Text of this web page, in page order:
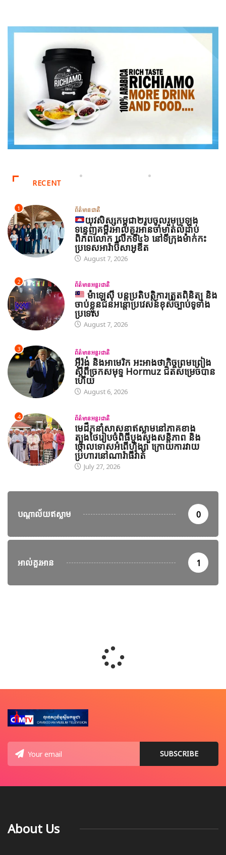
RECENT
1 ព័ត៌មានជាតិ
យុវសិស្សកម្ពុជា២រូបចូលរួមប្រឡង
ទន្ទេញគម្ពីរអាល់គូរអានចាំមាត់លំដាប់
ពិភពលោក លើកទី៤៦ នៅទីក្រុងម៉ាក់កះ
ប្រទេសអារ៉ាប៊ីសាអូឌីត
August 7, 2026
2 ព័ត៌មានអន្តរជាតិ
ម៉ាឡេស៊ី បន្តប្រតិបត្តិការត្រួតពិនិត្យ និង
ចាប់ខ្លួនជនអន្តោប្រវេសន៍ខុសច្បាប់ទូទាំង
ប្រទេស
August 7, 2026
3 ព័ត៌មានអន្តរជាតិ
អ៊ីរ៉ង់ និងអាមេរិក អះអាងថាកិច្ចព្រមព្រៀង
ស្តីពីច្រកសមុទ្ទ Hormuz ជិតសម្រេចបាន
ហើយ
August 6, 2026
4 ព័ត៌មានអន្តរជាតិ
មេដឹកនាំសាសនាឥស្លាមនៅភាគខាង
ត្បូងថៃរៀបចំពិធីបួងសួងសន្តិភាព និង
ថ្កោលទោសអំពើហិង្សា ក្រោយការវាយ
ប្រហារនៅណារ៉ាធីវ៉ាត់
July 27, 2026
បណ្តាល័យឥស្លាម 0
អាល់គួរអាន 1
About Us